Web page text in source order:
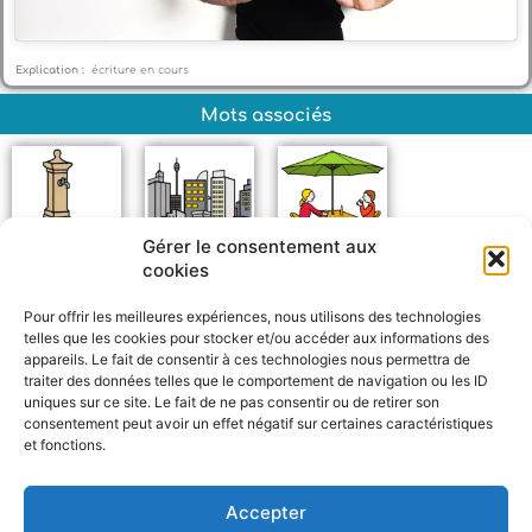
Gérer le consentement aux
cookies
Pour offrir les meilleures expériences, nous utilisons des technologies
telles que les cookies pour stocker et/ou accéder aux informations des
appareils. Le fait de consentir à ces technologies nous permettra de
traiter des données telles que le comportement de navigation ou les ID
uniques sur ce site. Le fait de ne pas consentir ou de retirer son
consentement peut avoir un effet négatif sur certaines caractéristiques
et fonctions.
Accepter
Explication : écriture en cours
Mots associés
Ville
a
h
e
s
a